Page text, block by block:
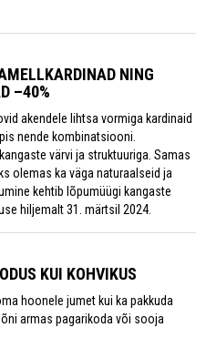
NING
–40%
akendele lihtsa vormiga kardinaid
nende kombinatsiooni.
värvi ja struktuuriga. Samas
olemas ka väga naturaalseid ja
kehtib lõpumüügi kangaste
hiljemalt 31. märtsil 2024.
KUI KOHVIKUS
hoonele jumet kui ka pakkuda
armas pagarikoda või sooja